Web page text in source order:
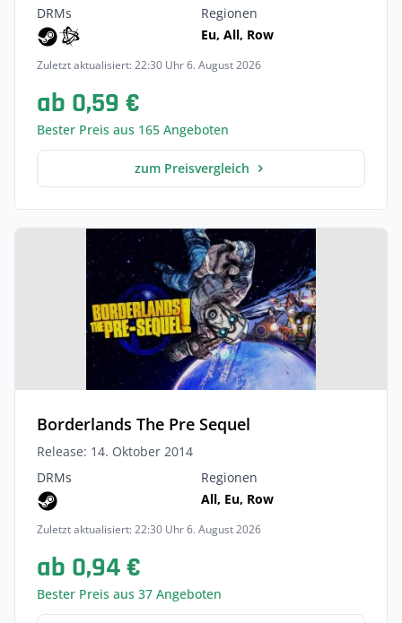
DRMs
Regionen
Eu, All, Row
Zuletzt aktualisiert: 22:30 Uhr 6. August 2026
ab 0,59 €
Bester Preis aus 165 Angeboten
zum Preisvergleich
Borderlands The Pre Sequel
Release: 14. Oktober 2014
DRMs
Regionen
All, Eu, Row
Zuletzt aktualisiert: 22:30 Uhr 6. August 2026
ab 0,94 €
Bester Preis aus 37 Angeboten